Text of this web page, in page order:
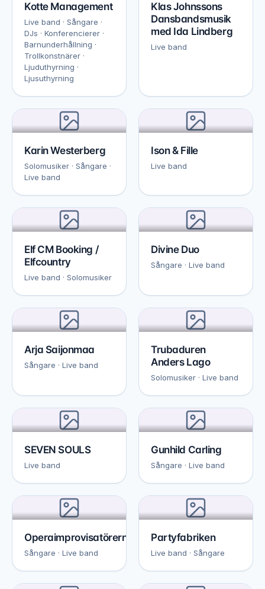
Kotte Management
Live band · Sångare ·
DJs · Konferencierer ·
Barnunderhållning ·
Trollkonstnärer ·
Ljuduthyrning ·
Ljusuthyrning
Klas Johnssons
Dansbandsmusik
med Ida Lindberg
Live band
Karin Westerberg
Solomusiker · Sångare ·
Live band
Ison & Fille
Live band
Elf CM Booking /
Elfcountry
Live band · Solomusiker
Divine Duo
Sångare · Live band
Arja Saijonmaa
Sångare · Live band
Trubaduren
Anders Lago
Solomusiker · Live band
SEVEN SOULS
Live band
Gunhild Carling
Sångare · Live band
Operaimprovisatörerna
Sångare · Live band
Partyfabriken
Live band · Sångare